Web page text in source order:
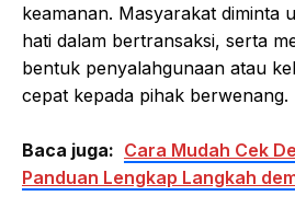
keamanan. Masyarakat diminta
hati dalam bertransaksi, serta
bentuk penyalahgunaan atau
cepat kepada pihak berwenang.
Baca juga: Cara Mudah Cek
Panduan Lengkap Langkah